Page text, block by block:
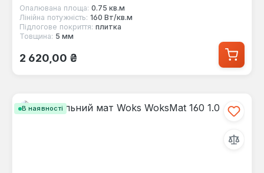
Опалювана площа: 0.75 кв.м
Лінійна потужність: 160 Вт/кв.м
Підлогове покриття: плитка
Товщина: 5 мм
Звичайна ціна:
2 620,00 ₴
В наявності